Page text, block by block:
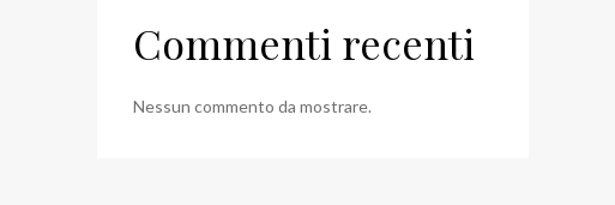
Commenti recenti
Nessun commento da mostrare.